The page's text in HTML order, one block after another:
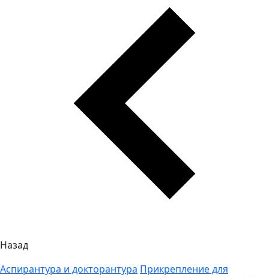
Назад
Аспирантура и докторантура Прикрепление для